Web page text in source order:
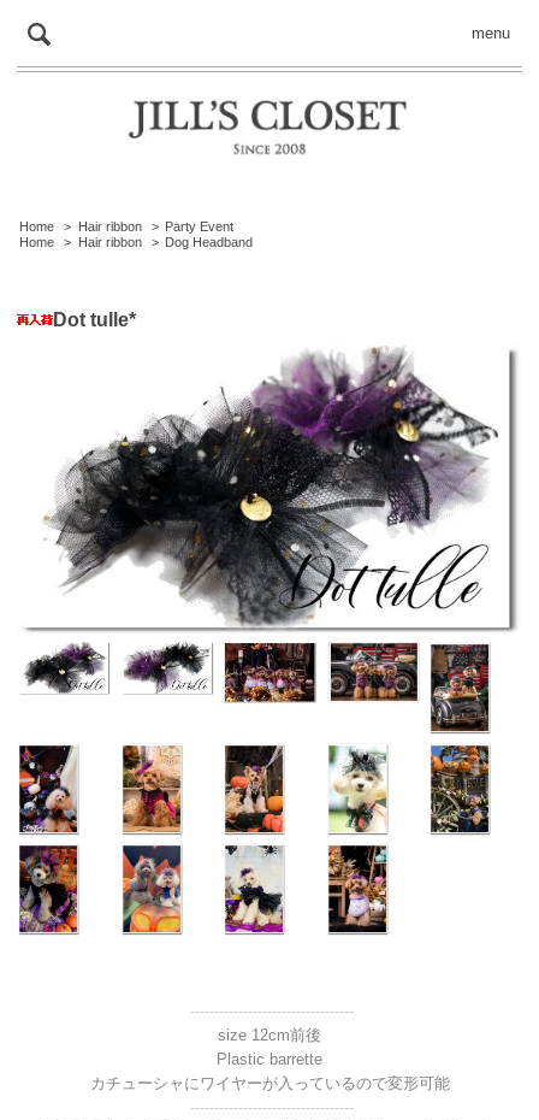
menu
Home > Hair ribbon > Party Event
Home
> Hair ribbon > Dog Headband
Dot tulle*
----------------------------------
size 12cm前後
Plastic barrette
カチューシャにワイヤーが入っているので変形可能
----------------------------------